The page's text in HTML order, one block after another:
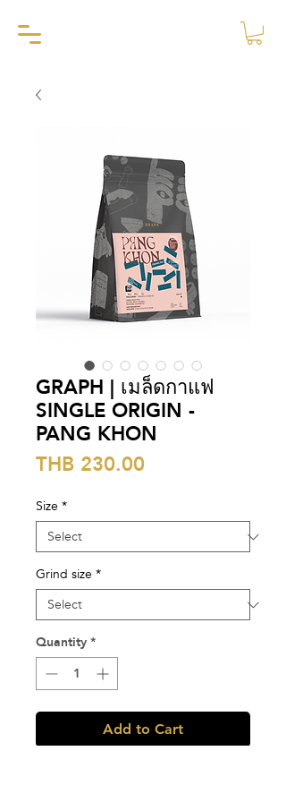
GRAPH | เมล็ดกาแฟ
SINGLE ORIGIN -
PANG KHON
THB 230.00
Size *
Grind size *
Quantity *
Add to Cart